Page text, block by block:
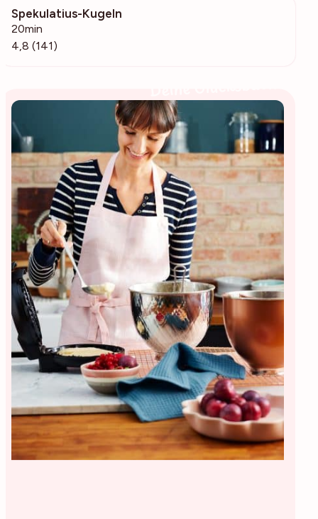
Spekulatius-Kugeln
20min
4,8 (141)